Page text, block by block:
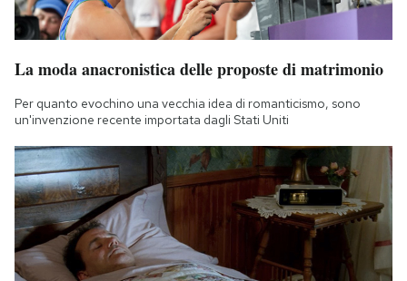
La moda anacronistica delle proposte di matrimonio
Per quanto evochino una vecchia idea di romanticismo, sono
un'invenzione recente importata dagli Stati Uniti